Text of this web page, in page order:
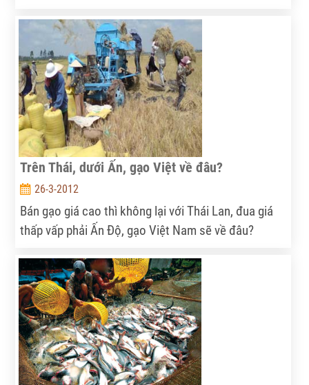
Trên Thái, dưới Ấn, gạo Việt về đâu?
26-3-2012
Bán gạo giá cao thì không lại với Thái Lan, đua giá
thấp vấp phải Ấn Độ, gạo Việt Nam sẽ về đâu?